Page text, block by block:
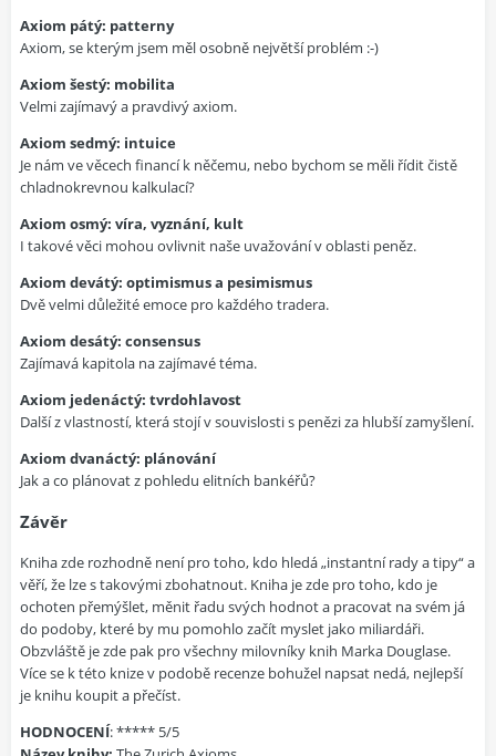
Axiom pátý: patterny
Axiom, se kterým jsem měl osobně největší problém :-)
Axiom šestý: mobilita
Velmi zajímavý a pravdivý axiom.
Axiom sedmý: intuice
Je nám ve věcech financí k něčemu, nebo bychom se měli řídit čistě
chladnokrevnou kalkulací?
Axiom osmý: víra, vyznání, kult
I takové věci mohou ovlivnit naše uvažování v oblasti peněz.
Axiom devátý: optimismus a pesimismus
Dvě velmi důležité emoce pro každého tradera.
Axiom desátý: consensus
Zajímavá kapitola na zajímavé téma.
Axiom jedenáctý: tvrdohlavost
Další z vlastností, která stojí v souvislosti s penězi za hlubší zamyšlení.
Axiom dvanáctý: plánování
Jak a co plánovat z pohledu elitních bankéřů?
Závěr
Kniha zde rozhodně není pro toho, kdo hledá „instantní rady a tipy“ a
věří, že lze s takovými zbohatnout. Kniha je zde pro toho, kdo je
ochoten přemýšlet, měnit řadu svých hodnot a pracovat na svém já
do podoby, které by mu pomohlo začít myslet jako miliardáři.
Obzvláště je zde pak pro všechny milovníky knih Marka Douglase.
Více se k této knize v podobě recenze bohužel napsat nedá, nejlepší
je knihu koupit a přečíst.
HODNOCENÍ: ***** 5/5